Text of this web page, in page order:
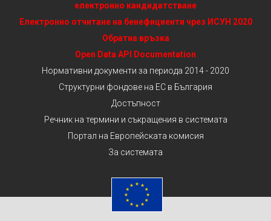
електронно кандидатстване
Електронно отчитане на бенефициенти чрез ИСУН 2020
Обратна връзка
Open Data API Documentation
Нормативни документи за периода 2014 - 2020
Структурни фондове на ЕС в България
Достъпност
Речник на термини и съкращения в системата
Портал на Европейската комисия
За системата